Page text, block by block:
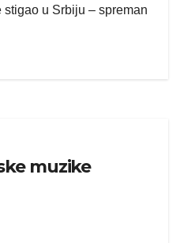
stigao u Srbiju – spreman
muzike